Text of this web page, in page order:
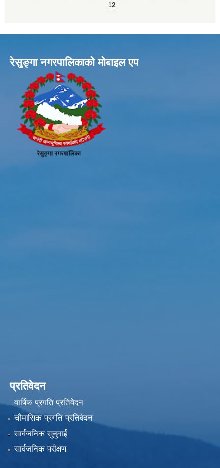
12
रेसुङ्गा नगरपालिकाकाे माेबाइल एप
प्रतिवेदन
वार्षिक प्रगति प्रतिवेदन
चौमासिक प्रगति प्रतिवेदन
सार्वजनिक सुनुवाई
सार्वजनिक परीक्षण